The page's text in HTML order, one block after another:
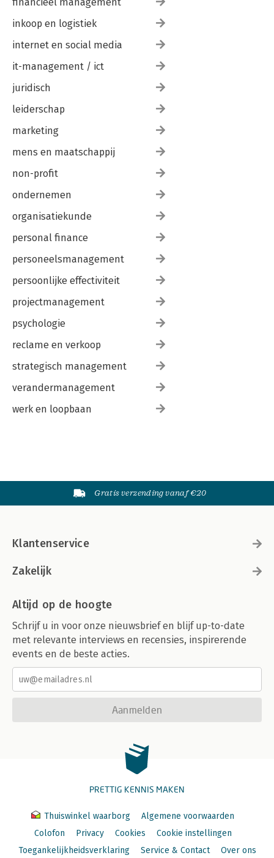
financieel management
inkoop en logistiek
internet en social media
it-management / ict
juridisch
leiderschap
marketing
mens en maatschappij
non-profit
ondernemen
organisatiekunde
personal finance
personeelsmanagement
persoonlijke effectiviteit
projectmanagement
psychologie
reclame en verkoop
strategisch management
verandermanagement
werk en loopbaan
Gratis verzending vanaf €20
Klantenservice
Zakelijk
Altijd op de hoogte
Schrijf u in voor onze nieuwsbrief en blijf up-to-date
met relevante interviews en recensies, inspirerende
events en de beste acties.
Aanmelden
PRETTIG KENNIS MAKEN
Thuiswinkel waarborg
Algemene voorwaarden
Colofon
Privacy Cookies
Cookie instellingen
Toegankelijkheidsverklaring
Service & Contact Over ons